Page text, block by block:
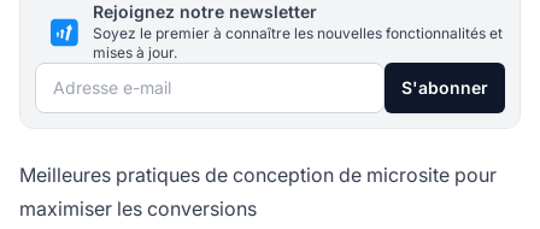
Rejoignez notre newsletter
Soyez le premier à connaître les nouvelles fonctionnalités et
mises à jour.
Adresse e-mail S'abonner
Meilleures pratiques de conception de microsite pour
maximiser les conversions